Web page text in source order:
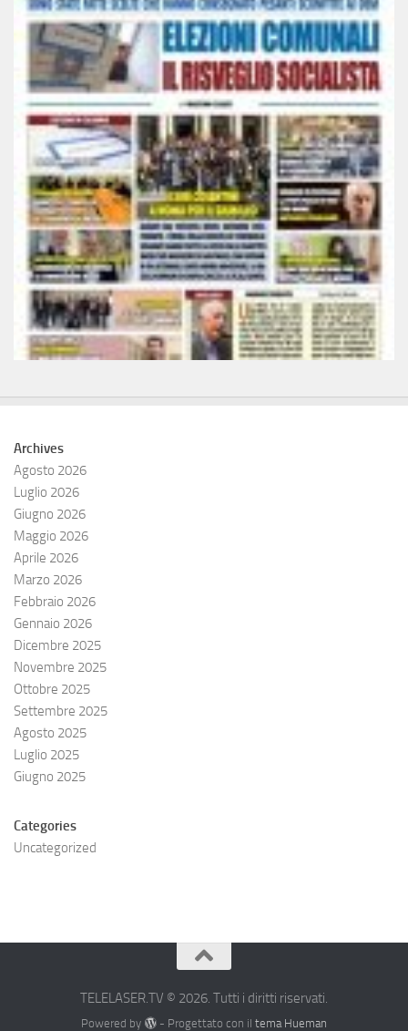
Archives
Agosto 2026
Luglio 2026
Giugno 2026
Maggio 2026
Aprile 2026
Marzo 2026
Febbraio 2026
Gennaio 2026
Dicembre 2025
Novembre 2025
Ottobre 2025
Settembre 2025
Agosto 2025
Luglio 2025
Giugno 2025
Categories
Uncategorized
TELELASER.TV © 2026. Tutti i diritti riservati.
Powered by - Progettato con il tema Hueman